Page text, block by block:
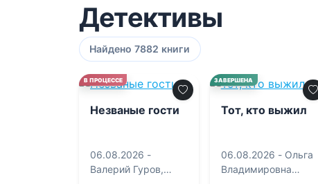
Детективы
Найдено 7882 книги
В ПРОЦЕССЕ
0.0
Незваные гости
06.08.2026 -
Валерий Гуров,
ЗАВЕРШЕНА
0.0
Тот, кто выжил
06.08.2026 - Ольга
Владимировна